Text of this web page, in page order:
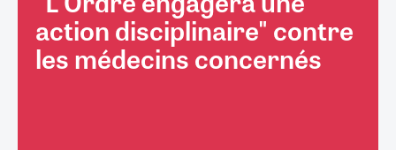
action disciplinaire" contre
les médecins concernés